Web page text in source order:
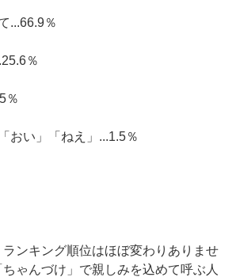
...66.9％
％
％
おい」「ねえ」...1.5％
ンキング順位はほぼ変わりありませ
ゃんづけ」で親しみを込めて呼ぶ人